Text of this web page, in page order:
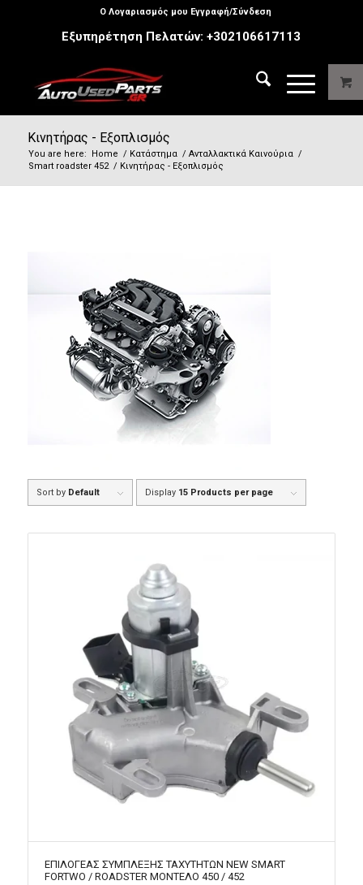
Ο Λογαριασμός μου Εγγραφή/Σύνδεση
Εξυπηρέτηση Πελατών:+302106617113
Κινητήρας - Εξοπλισμός
You are here: Home / Κατάστημα / Ανταλλακτικά Καινούρια /
Smart roadster 452 / Κινητήρας - Εξοπλισμός
Sort by Default Display 15 Products per page
ΕΠΙΛΟΓΕΑΣ ΣΥΜΠΛΕΞΗΣ ΤΑΧΥΤΗΤΩΝ NEW SMART
FORTWO / ROADSTER ΜΟΝΤΕΛΟ 450 / 452